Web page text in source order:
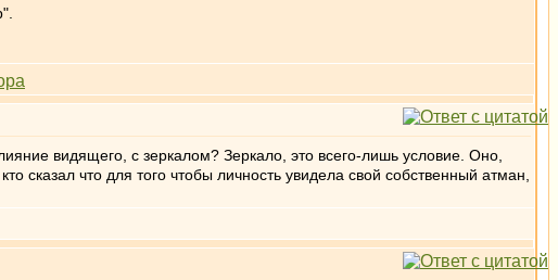
видящего, с зеркалом? Зеркало, это всего-лишь условие. Оно,
что для того чтобы личность увидела свой собственный атман,